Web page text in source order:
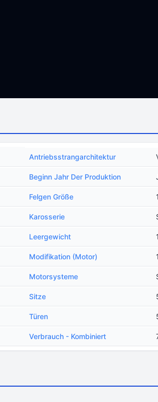
Antriebsstrangarchitektur
Beginn Jahr Der Produktion
Felgen Größe
Karosserie
Leergewicht
Modifikation (Motor)
Motorsysteme
Sitze
Türen
Verbrauch - Kombiniert